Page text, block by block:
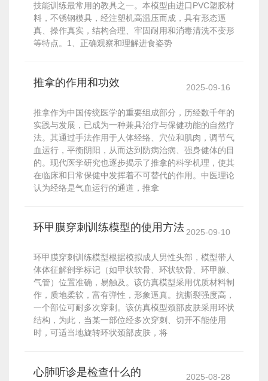
技能训练最常用的教具之一。本模型由进口PVC塑胶材
料，不锈钢模具，经注塑机高温压而成，具有形态逼
真、操作真实，结构合理、牢固耐用和消毒清洗不变形
等特点。1、正确观察和理解进食姿势
推拿的作用和功效 2025-09-16
推拿作为中国传统医学的重要组成部分，历经数千年的
实践与发展，已成为一种兼具治疗与保健功能的自然疗
法。其通过手法作用于人体经络、穴位和肌肉，调节气
血运行，平衡阴阳，从而达到防病治病、强身健体的目
的。现代医学研究也逐步揭示了推拿的科学机理，使其
在临床和日常保健中发挥着不可替代的作用。中医理论
认为经络是气血运行的通道，推拿
环甲膜穿刺训练模型的使用方法 2025-09-10
环甲膜穿刺训练模型根据模拟成人男性头部，模型带人
体体征解剖学标记（如甲状软骨、环状软骨、环甲膜、
气管）位置准确，易触及。该仿真模型采用优质材料制
作，质地柔软，富有弹性，形象逼真。抗撕裂强度高，
一个部位可耐多次穿刺。该仿真模型颈部皮肤采用环状
结构，为此，当某一部位经多次穿刺、切开不能使用
时，可适当地旋转环状颈部皮肤，将
心肺听诊是检查什么的 2025-08-28